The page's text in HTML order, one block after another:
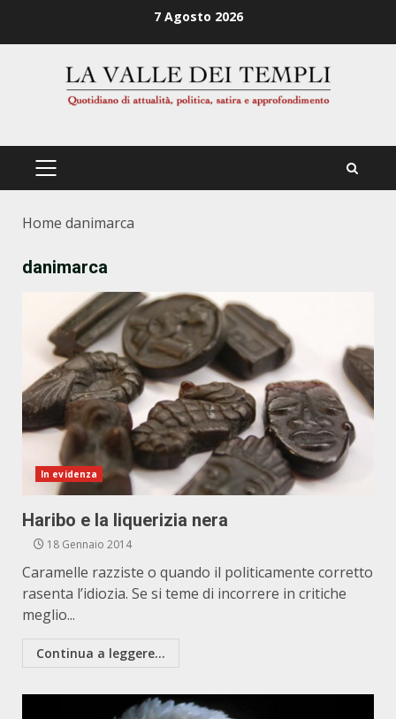
7 Agosto 2026
PRIMÄRES
Home danimarca
danimarca
In evidenza
Haribo e la liquerizia nera
18 Gennaio 2014
Caramelle razziste o quando il politicamente corretto
rasenta l’idiozia. Se si teme di incorrere in critiche
meglio...
Continua a leggere...